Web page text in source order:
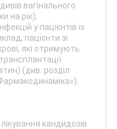
вагінального
на рік);
у пацієнтів із
пацієнти зі
які отримують
(див. розділ
кандидозів